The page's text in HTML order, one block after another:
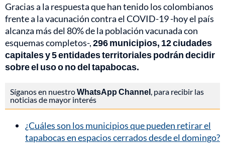
Gracias a la respuesta que han tenido los colombianos
frente a la vacunación contra el COVID-19 -hoy el país
alcanza más del 80% de la población vacunada con
esquemas completos-,296 municipios, 12 ciudades
capitales y 5 entidades territoriales podrán decidir
sobre el uso o no del tapabocas.
Síganos en nuestroWhatsApp Channel , para recibir las
noticias de mayor interés
¿Cuáles son los municipios que pueden retirar el
tapabocas en espacios cerrados desde el domingo?